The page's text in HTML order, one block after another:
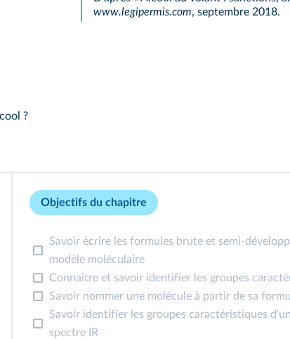
www.legipermis.com, septembre 2018.
?
Objectifs du chapitre
Savoir écrire les formules brute et semi-
modèle moléculaire
Connaître et savoir identifier les groupes
Savoir nommer une molécule à partir de sa
Savoir identifier les groupes caractéristiques
spectre IR